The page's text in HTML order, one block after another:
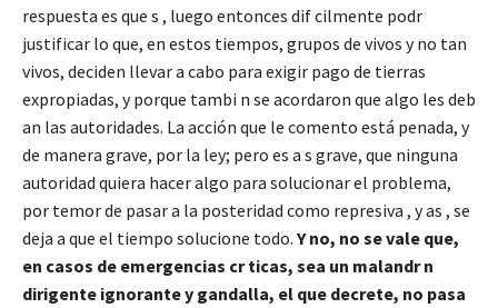
respuesta es que s , luego entonces dif cilmente podr
justificar lo que, en estos tiempos, grupos de vivos y no tan
vivos, deciden llevar a cabo para exigir pago de tierras
expropiadas, y porque tambi n se acordaron que algo les deb
an las autoridades. La acción que le comento está penada, y
de manera grave, por la ley; pero es a s grave, que ninguna
autoridad quiera hacer algo para solucionar el problema,
por temor de pasar a la posteridad como represiva , y as , se
deja a que el tiempo solucione todo. Y no, no se vale que,
en casos de emergencias cr ticas, sea un malandr n
dirigente ignorante y gandalla, el que decrete, no pasa